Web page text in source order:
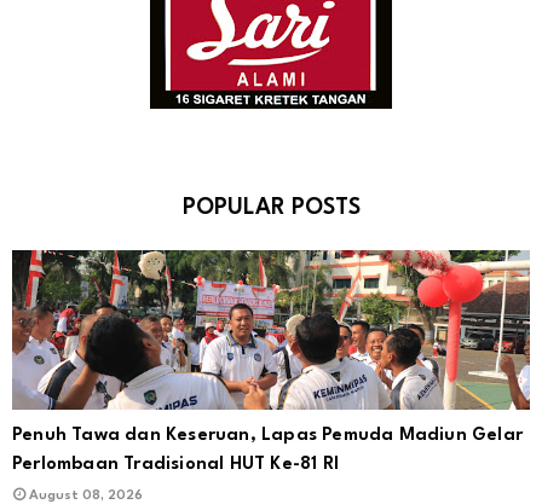
POPULAR POSTS
Penuh Tawa dan Keseruan, Lapas Pemuda Madiun Gelar
Perlombaan Tradisional HUT Ke-81 RI
August 08, 2026